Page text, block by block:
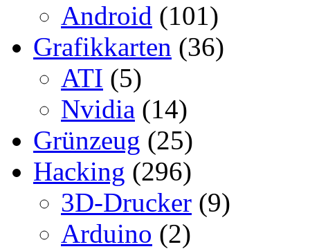
Android (101)
Grafikkarten (36)
ATI (5)
Nvidia (14)
Grünzeug (25)
Hacking (296)
3D-Drucker (9)
Arduino (2)